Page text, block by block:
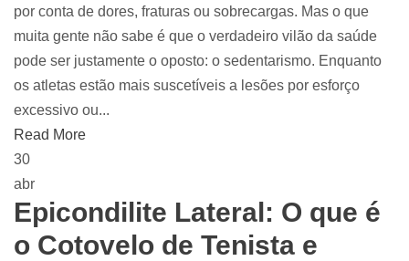
por conta de dores, fraturas ou sobrecargas. Mas o que
muita gente não sabe é que o verdadeiro vilão da saúde
pode ser justamente o oposto: o sedentarismo. Enquanto
os atletas estão mais suscetíveis a lesões por esforço
excessivo ou...
Read More
30
abr
Epicondilite Lateral: O que é
o Cotovelo de Tenista e